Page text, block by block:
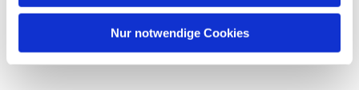
Nur notwendige Cookies